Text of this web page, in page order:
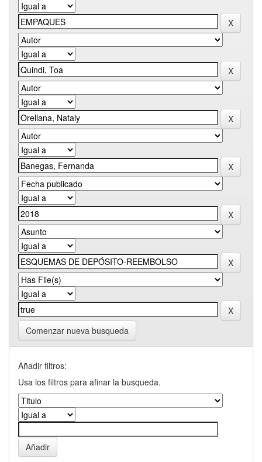
Comenzar nueva busqueda
Añadir filtros:
Usa los filtros para afinar la busqueda.